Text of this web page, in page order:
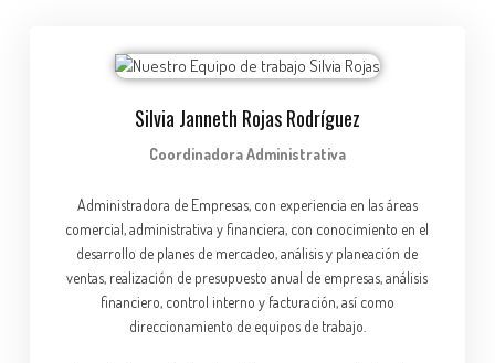
Silvia Janneth Rojas Rodríguez
Coordinadora Administrativa
Administradora de Empresas, con experiencia en las áreas
comercial, administrativa y financiera, con conocimiento en el
desarrollo de planes de mercadeo, análisis y planeación de
ventas, realización de presupuesto anual de empresas, análisis
financiero, control interno y facturación, así como
direccionamiento de equipos de trabajo.